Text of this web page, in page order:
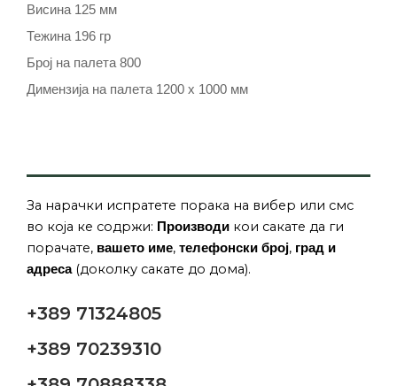
Висина 125 мм
Тежина 196 гр
Број на палета 800
Димензија на палета 1200 x 1000 мм
За нарачки испратете порака на вибер или смс
во која ке содржи: Производи кои сакате да ги
порачате, вашето име, телефонски број, град и
адреса(доколку сакате до дома).
+389 71324805
+389 70239310